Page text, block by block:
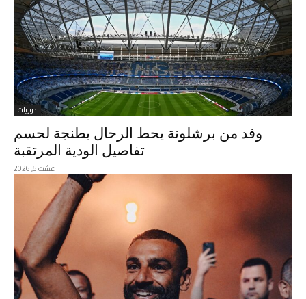
دوريات
وفد من برشلونة يحط الرحال بطنجة لحسم
تفاصيل الودية المرتقبة
غشت 5, 2026